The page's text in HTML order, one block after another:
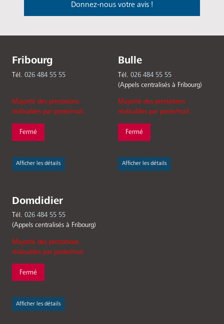
Donnez-nous votre avis !
Fribourg
Tél. 026 484 55 55
Majorité des prestations
réalisables par poste/mail.
Fermé
Afficher les détails
Bulle
Tél. 026 484 55 55
(Appels centralisés à Fribourg)
Majorité des prestations
réalisables par poste/mail.
Fermé
Afficher les détails
Domdidier
Tél. 026 484 55 55
(Appels centralisés à Fribourg)
Majorité des prestations
réalisables par poste/mail.
Fermé
Afficher les détails